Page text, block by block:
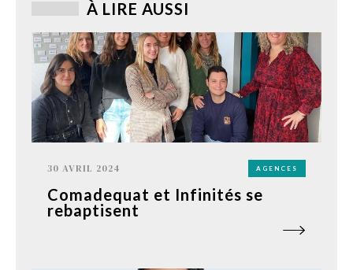
À LIRE AUSSI
30 AVRIL 2024 AGENCES
Comadequat et Infinités se
rebaptisent